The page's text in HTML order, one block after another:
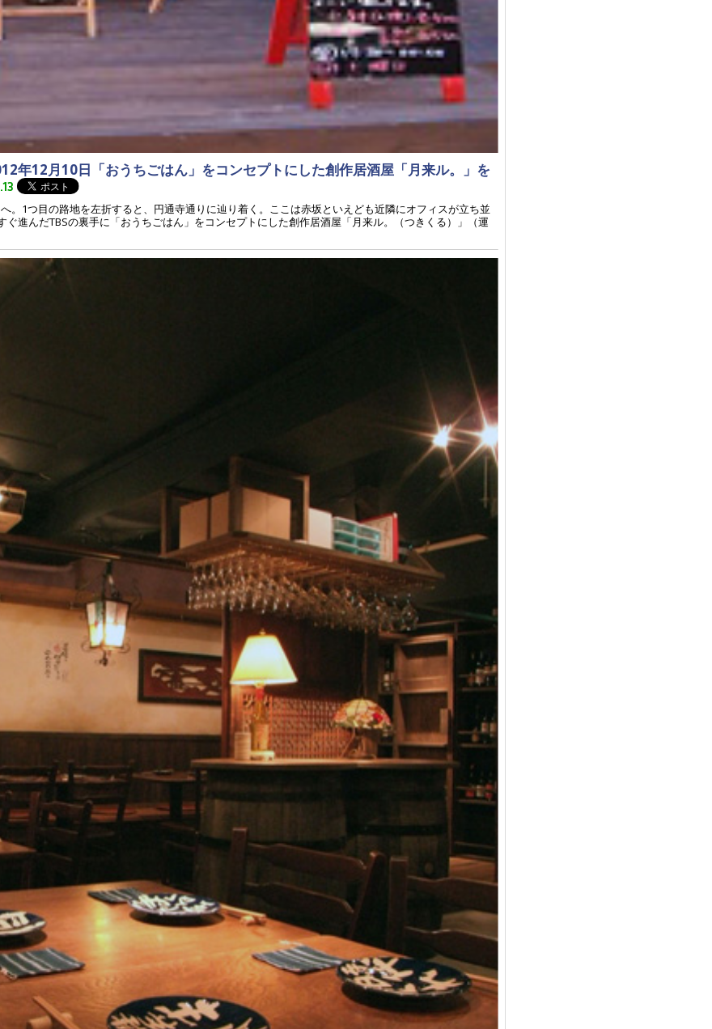
年12月10日「おうちごはん」をコンセプトにした創作居酒屋「月来ル。」を
。1つ目の路地を左折すると、円通寺通りに辿り着く。ここは赤坂といえども近隣にオフィスが立ち並
進んだTBSの裏手に「おうちごはん」をコンセプトにした創作居酒屋「月来ル。（つきくる）」（運